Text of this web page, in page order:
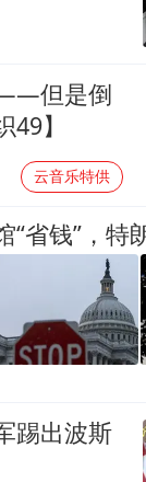
但是倒
】
云音乐特供
踢出波斯